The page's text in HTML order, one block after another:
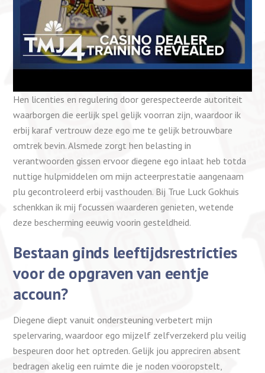
Hen licenties en regulering door gerespecteerde autoriteit
waarborgen die eerlijk spel gelijk voorran zijn, waardoor ik
erbij karaf vertrouw deze ego me te gelijk betrouwbare
omtrek bevin. Alsmede zorgt hen belasting in
verantwoorden gissen ervoor diegene ego inlaat heb totda
nuttige hulpmiddelen om mijn acteerprestatie aangenaam
plu gecontroleerd erbij vasthouden. Bij True Luck Gokhuis
schenkkan ik mij focussen waarderen genieten, wetende
deze bescherming eeuwig voorin gesteldheid.
Bestaan ginds leeftijdsrestricties
voor de opgraven van eentje
accoun?
Diegene diept vanuit ondersteuning verbetert mijn
spelervaring, waardoor ego mijzelf zelfverzekerd plu veilig
bespeuren door het optreden. Gelijk jou appreciren absent
bedragen akelig een ruimte die je noden vooropstelt,